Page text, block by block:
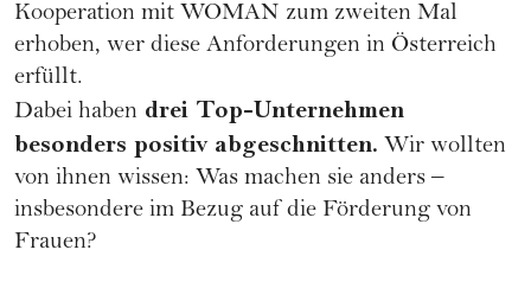
Kooperation mit WOMAN zum zweiten Mal
erhoben, wer diese Anforderungen in Österreich
erfüllt.
Dabei haben drei Top-Unternehmen
besonders positiv abgeschnitten. Wir wollten
von ihnen wissen: Was machen sie anders –
insbesondere im Bezug auf die Förderung von
Frauen?